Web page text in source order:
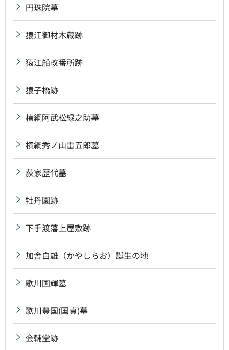
円珠院墓
猿江御材木蔵跡
猿江船改番所跡
猿子橋跡
横綱阿武松緑之助墓
横綱秀ノ山雷五郎墓
荻家歴代墓
牡丹園跡
下手渡藩上屋敷跡
加舎白雄（かやしらお）誕生の地
歌川国輝墓
歌川豊国(国貞)墓
会輔堂跡